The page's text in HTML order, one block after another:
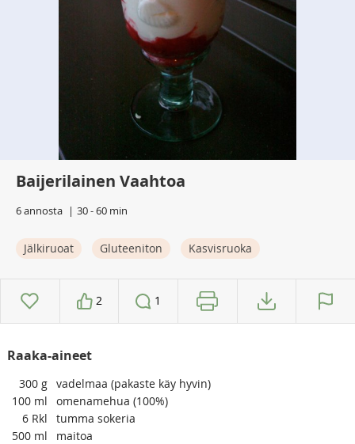
Baijerilainen Vaahtoa
6 annosta 30 - 60 min
Jälkiruoat Gluteeniton Kasvisruoka
2 1
Raaka-aineet
300 g vadelmaa (pakaste käy hyvin)
100 ml
omenamehua (100%)
6 Rkl
tumma sokeria
500 ml
maitoa